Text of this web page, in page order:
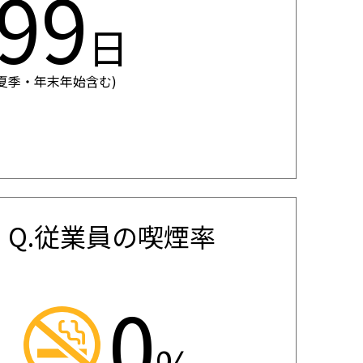
日
季・年末年始含む)
Q.従業員の喫煙率